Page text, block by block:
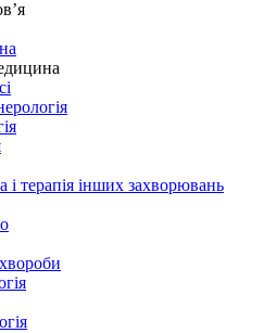
і терапія інших захворювань